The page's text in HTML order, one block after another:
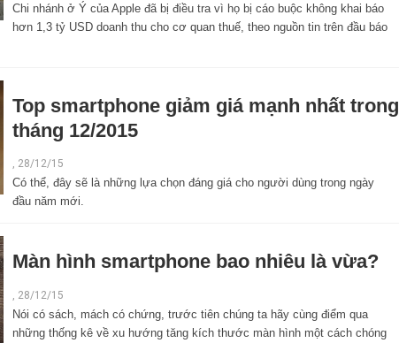
Chi nhánh ở Ý của Apple đã bị điều tra vì họ bị cáo buộc không khai báo
hơn 1,3 tỷ USD doanh thu cho cơ quan thuế, theo nguồn tin trên đầu báo
Top smartphone giảm giá mạnh nhất trong
tháng 12/2015
, 28/12/15
Có thể, đây sẽ là những lựa chọn đáng giá cho người dùng trong ngày
đầu năm mới.
Màn hình smartphone bao nhiêu là vừa?
28/12/15
Nói có sách, mách có chứng, trước tiên chúng ta hãy cùng điểm qua
những thống kê về xu hướng tăng kích thước màn hình một cách chóng